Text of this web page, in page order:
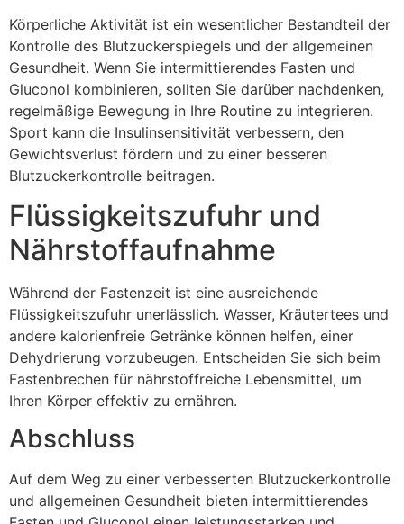
Körperliche Aktivität ist ein wesentlicher Bestandteil der
Kontrolle des Blutzuckerspiegels und der allgemeinen
Gesundheit. Wenn Sie intermittierendes Fasten und
Gluconol kombinieren, sollten Sie darüber nachdenken,
regelmäßige Bewegung in Ihre Routine zu integrieren.
Sport kann die Insulinsensitivität verbessern, den
Gewichtsverlust fördern und zu einer besseren
Blutzuckerkontrolle beitragen.
Flüssigkeitszufuhr und
Nährstoffaufnahme
Während der Fastenzeit ist eine ausreichende
Flüssigkeitszufuhr unerlässlich. Wasser, Kräutertees und
andere kalorienfreie Getränke können helfen, einer
Dehydrierung vorzubeugen. Entscheiden Sie sich beim
Fastenbrechen für nährstoffreiche Lebensmittel, um
Ihren Körper effektiv zu ernähren.
Abschluss
Auf dem Weg zu einer verbesserten Blutzuckerkontrolle
und allgemeinen Gesundheit bieten intermittierendes